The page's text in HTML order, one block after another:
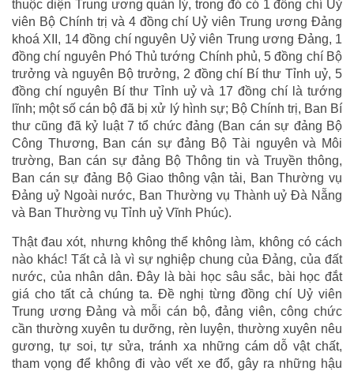
thuộc diện Trung ương quản lý, trong đó có 1 đồng chí Uỷ
viên Bộ Chính trị và 4 đồng chí Uỷ viên Trung ương Đảng
khoá XII, 14 đồng chí nguyên Uỷ viên Trung ương Đảng, 1
đồng chí nguyên Phó Thủ tướng Chính phủ, 5 đồng chí Bộ
trưởng và nguyên Bộ trưởng, 2 đồng chí Bí thư Tỉnh uỷ, 5
đồng chí nguyên Bí thư Tỉnh uỷ và 17 đồng chí là tướng
lĩnh; một số cán bộ đã bị xử lý hình sự; Bộ Chính trị, Ban Bí
thư cũng đã kỷ luật 7 tổ chức đảng (Ban cán sự đảng Bộ
Công Thương, Ban cán sự đảng Bộ Tài nguyên và Môi
trường, Ban cán sự đảng Bộ Thông tin và Truyền thông,
Ban cán sự đảng Bộ Giao thông vận tải, Ban Thường vụ
Đảng uỷ Ngoài nước, Ban Thường vụ Thành uỷ Đà Nẵng
và Ban Thường vụ Tỉnh uỷ Vĩnh Phúc).
Thật đau xót, nhưng không thể không làm, không có cách
nào khác! Tất cả là vì sự nghiệp chung của Đảng, của đất
nước, của nhân dân. Đây là bài học sâu sắc, bài học đắt
giá cho tất cả chúng ta. Đề nghị từng đồng chí Uỷ viên
Trung ương Đảng và mỗi cán bộ, đảng viên, công chức
cần thường xuyên tu dưỡng, rèn luyện, thường xuyên nêu
gương, tự soi, tự sửa, tránh xa những cám dỗ vật chất,
tham vọng để không đi vào vết xe đổ, gây ra những hậu